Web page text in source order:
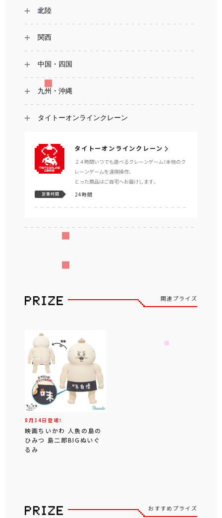
北陸
関西
中国・四国
九州・沖縄
タイトーオンラインクレーン
タイトーオンラインクレーン
２４時間いつでも遊べるクレーンゲーム！本物のク
レーンゲームを遠隔操作。
とった商品はご自宅へお届けします。
営業時間 24時間
関連プライズ
8月14日登場！
映画ちいかわ 人魚の島の
ひみつ 島二郎BIGぬいぐ
るみ
おすすめプライズ